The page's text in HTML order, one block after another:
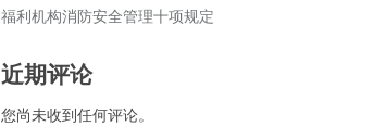
福利机构消防安全管理十项规定
近期评论
您尚未收到任何评论。